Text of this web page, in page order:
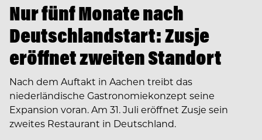
Nur fünf Monate nach
Deutschlandstart: Zusje
eröffnet zweiten Standort
Nach dem Auftakt in Aachen treibt das
niederländische Gastronomiekonzept seine
Expansion voran. Am 31. Juli eröffnet Zusje sein
zweites Restaurant in Deutschland.